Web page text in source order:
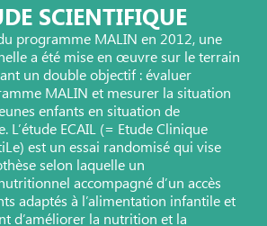
SCIENTIFIQUE
programme MALIN en 2012, une
a été mise en œuvre sur le terrain
un double objectif : évaluer
MALIN et mesurer la situation
enfants en situation de
L’étude ECAIL (= Etude Clinique
est un essai randomisé qui vise
selon laquelle un
accompagné d’un accès
adaptés à l’alimentation infantile et
d’améliorer la nutrition et la